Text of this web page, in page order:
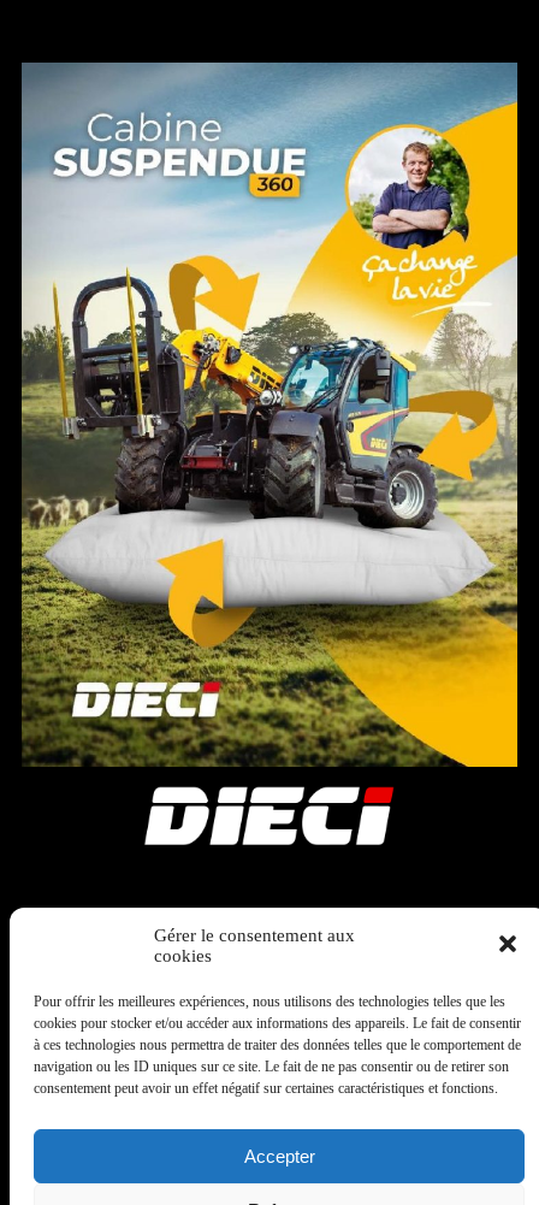
Gérer le consentement aux
cookies
Pour offrir les meilleures expériences, nous utilisons des technologies telles que les
cookies pour stocker et/ou accéder aux informations des appareils. Le fait de consentir
à ces technologies nous permettra de traiter des données telles que le comportement de
navigation ou les ID uniques sur ce site. Le fait de ne pas consentir ou de retirer son
consentement peut avoir un effet négatif sur certaines caractéristiques et fonctions.
Accepter
Découvrez notre brochure
360°